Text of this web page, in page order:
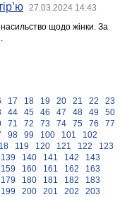
27.03.2024 14:43
щодо жінки. За
17 18 19 20 21 22
23
44 45 46 47 48 49
50
71 72 73 74 75 76
77
98 99 100 101
102
119 120 121 122
123
139 140 141 142
143
159 160 161 162
163
179 180 181 182
183
199 200 201 202
203